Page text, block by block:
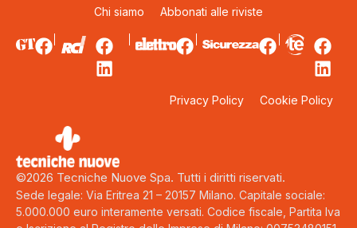
Chi siamo Abbonati alle riviste
Privacy Policy Cookie Policy
©2026 Tecniche Nuove Spa. Tutti i diritti riservati.
Sede legale: Via Eritrea 21 – 20157 Milano. Capitale sociale:
5.000.000 euro interamente versati. Codice fiscale, Partita Iva